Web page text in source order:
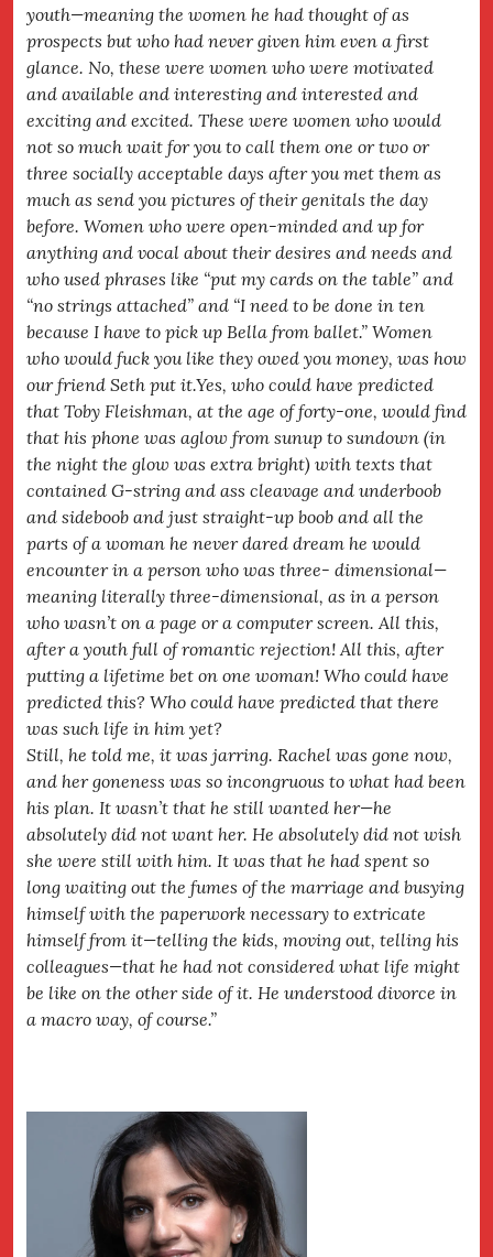
youth—meaning the women he had thought of as
prospects but who had never given him even a first
glance. No, these were women who were motivated
and available and interesting and interested and
exciting and excited. These were women who would
not so much wait for you to call them one or two or
three socially acceptable days after you met them as
much as send you pictures of their genitals the day
before. Women who were open-minded and up for
anything and vocal about their desires and needs and
who used phrases like “put my cards on the table” and
“no strings attached” and “I need to be done in ten
because I have to pick up Bella from ballet.” Women
who would fuck you like they owed you money, was how
our friend Seth put it.Yes, who could have predicted
that Toby Fleishman, at the age of forty-one, would find
that his phone was aglow from sunup to sundown (in
the night the glow was extra bright) with texts that
contained G-string and ass cleavage and underboob
and sideboob and just straight-up boob and all the
parts of a woman he never dared dream he would
encounter in a person who was three- dimensional—
meaning literally three-dimensional, as in a person
who wasn’t on a page or a computer screen. All this,
after a youth full of romantic rejection! All this, after
putting a lifetime bet on one woman! Who could have
predicted this? Who could have predicted that there
was such life in him yet?
Still, he told me, it was jarring. Rachel was gone now,
and her goneness was so incongruous to what had been
his plan. It wasn’t that he still wanted her—he
absolutely did not want her. He absolutely did not wish
she were still with him. It was that he had spent so
long waiting out the fumes of the marriage and busying
himself with the paperwork necessary to extricate
himself from it—telling the kids, moving out, telling his
colleagues—that he had not considered what life might
be like on the other side of it. He understood divorce in
a macro way, of course.”